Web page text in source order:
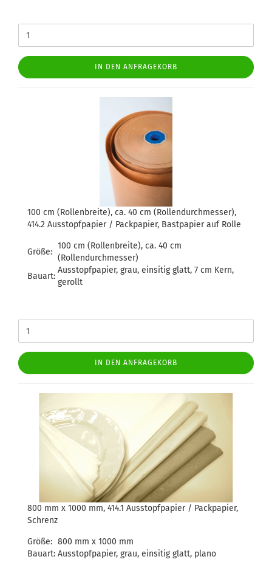
IN DEN ANFRAGEKORB
100 cm (Rollenbreite), ca. 40 cm (Rollendurchmesser),
414.2 Ausstopfpapier / Packpapier, Bastpapier auf Rolle
Größe:
100 cm (Rollenbreite), ca. 40 cm
(Rollendurchmesser)
Bauart:
Ausstopfpapier, grau, einsitig glatt, 7 cm Kern,
gerollt
IN DEN ANFRAGEKORB
800 mm x 1000 mm, 414.1 Ausstopfpapier / Packpapier,
Schrenz
Größe: 800 mm x 1000 mm
Bauart: Ausstopfpapier, grau, einsitig glatt, plano